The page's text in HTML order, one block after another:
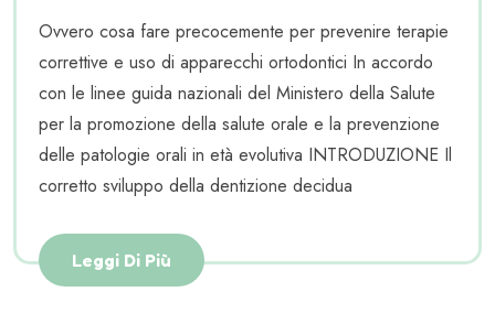
Ovvero cosa fare precocemente per prevenire terapie
correttive e uso di apparecchi ortodontici In accordo
con le linee guida nazionali del Ministero della Salute
per la promozione della salute orale e la prevenzione
delle patologie orali in età evolutiva INTRODUZIONE Il
corretto sviluppo della dentizione decidua
Leggi Di Più